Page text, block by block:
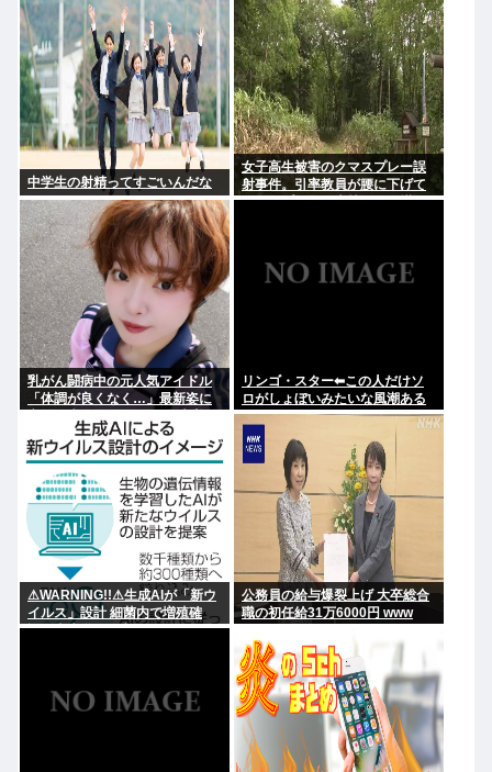
キリさせるべき」
中学生の射精ってすごいんだな
女子高生被害のクマスプレー誤
射事件。引率教員が腰に下げて
いたスプレーが木枝に引っ掛か
乳がん闘病中の元人気アイドル
「体調が良くなく…」最新姿に
心配の声も 元SKE48・矢方美紀
に「無理せずに」「しっかり休
んで」ファン
リンゴ・スター⬅︎この人だけソ
ロがしょぼいみたいな風潮ある
じゃないですか
⚠WARNING!!⚠生成AIが「新ウ
イルス」設計 細菌内で増殖確
認、米大学が研究
公務員の給与爆裂上げ 大卒総合
職の初任給31万6000円 www